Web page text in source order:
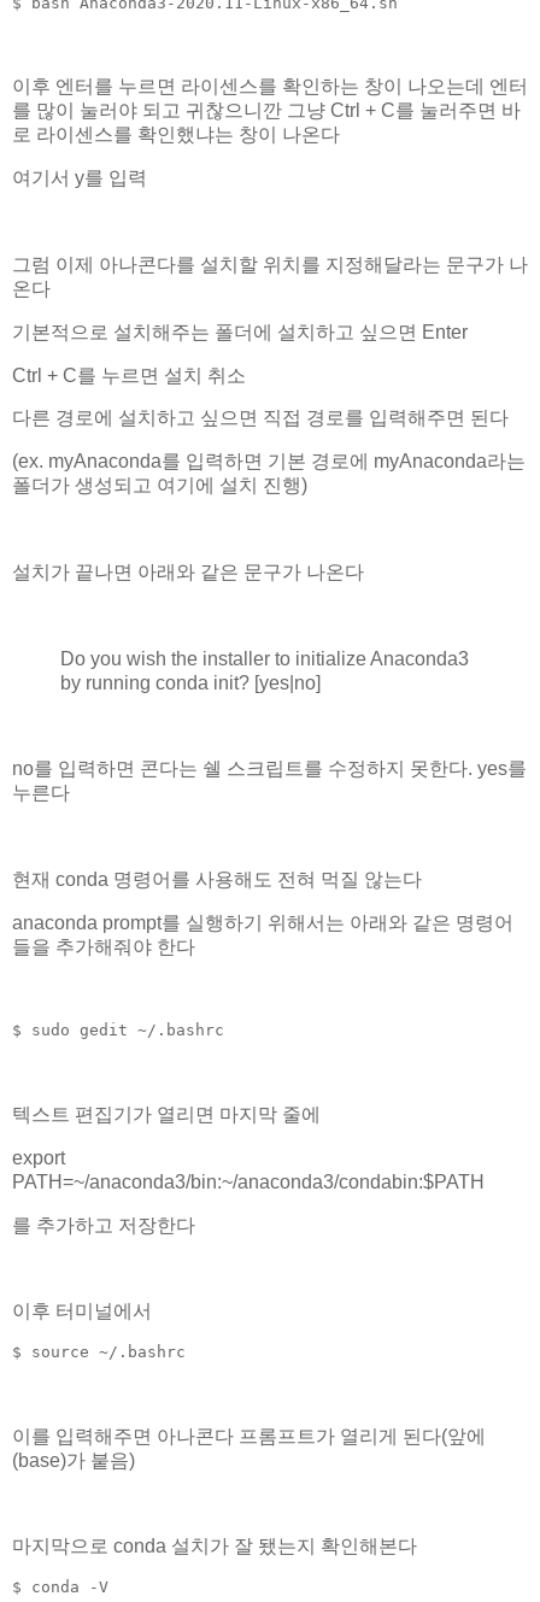
이후 엔터를 누르면 라이센스를 확인하는 창이 나오는데 엔터
를 많이 눌러야 되고 귀찮으니깐 그냥 Ctrl + C를 눌러주면 바
로 라이센스를 확인했냐는 창이 나온다
여기서 y를 입력
그럼 이제 아나콘다를 설치할 위치를 지정해달라는 문구가 나
온다
기본적으로 설치해주는 폴더에 설치하고 싶으면 Enter
Ctrl + C를 누르면 설치 취소
다른 경로에 설치하고 싶으면 직접 경로를 입력해주면 된다
(ex. myAnaconda를 입력하면 기본 경로에 myAnaconda라는
폴더가 생성되고 여기에 설치 진행)
설치가 끝나면 아래와 같은 문구가 나온다
Do you wish the installer to initialize Anaconda3
by running conda init? [yes|no]
no를 입력하면 콘다는 쉘 스크립트를 수정하지 못한다. yes를
누른다
현재 conda 명령어를 사용해도 전혀 먹질 않는다
anaconda prompt를 실행하기 위해서는 아래와 같은 명령어
들을 추가해줘야 한다
$ sudo gedit ~/.bashrc
텍스트 편집기가 열리면 마지막 줄에
export
PATH=~/anaconda3/bin:~/anaconda3/condabin:$PATH
를 추가하고 저장한다
이후 터미널에서
$ source ~/.bashrc
이를 입력해주면 아나콘다 프롬프트가 열리게 된다(앞에
(base)가 붙음)
마지막으로 conda 설치가 잘 됐는지 확인해본다
$ conda -V